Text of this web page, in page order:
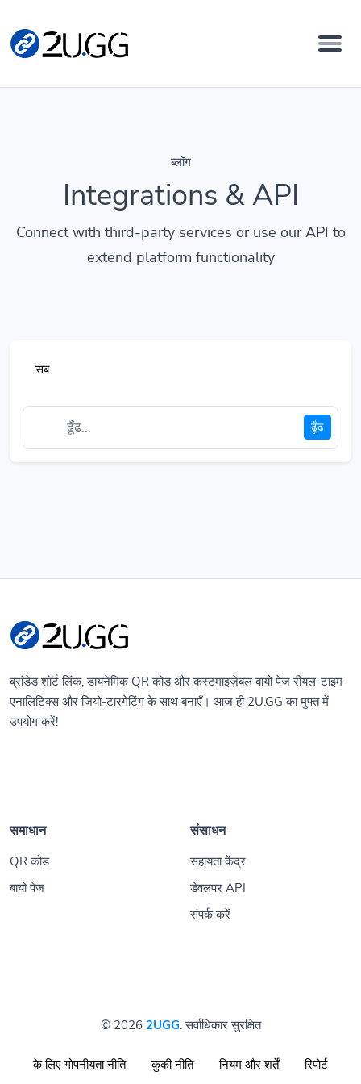
ब्लॉग
Integrations & API
Connect with third-party services or use our API to
extend platform functionality
सब
ढूँढ
ब्रांडेड शॉर्ट लिंक, डायनेमिक QR कोड और कस्टमाइज़ेबल बायो पेज रीयल-टाइम
एनालिटिक्स और जियो-टारगेटिंग के साथ बनाएँ। आज ही 2U.GG का मुफ्त में
उपयोग करें!
समाधान
QR कोड
बायो पेज
संसाधन
सहायता केंद्र
डेवलपर API
संपर्क करें
© 2026 2UGG. सर्वाधिकार सुरक्षित
के लिए गोपनीयता नीति कुकी नीति नियम और शर्तें रिपोर्ट